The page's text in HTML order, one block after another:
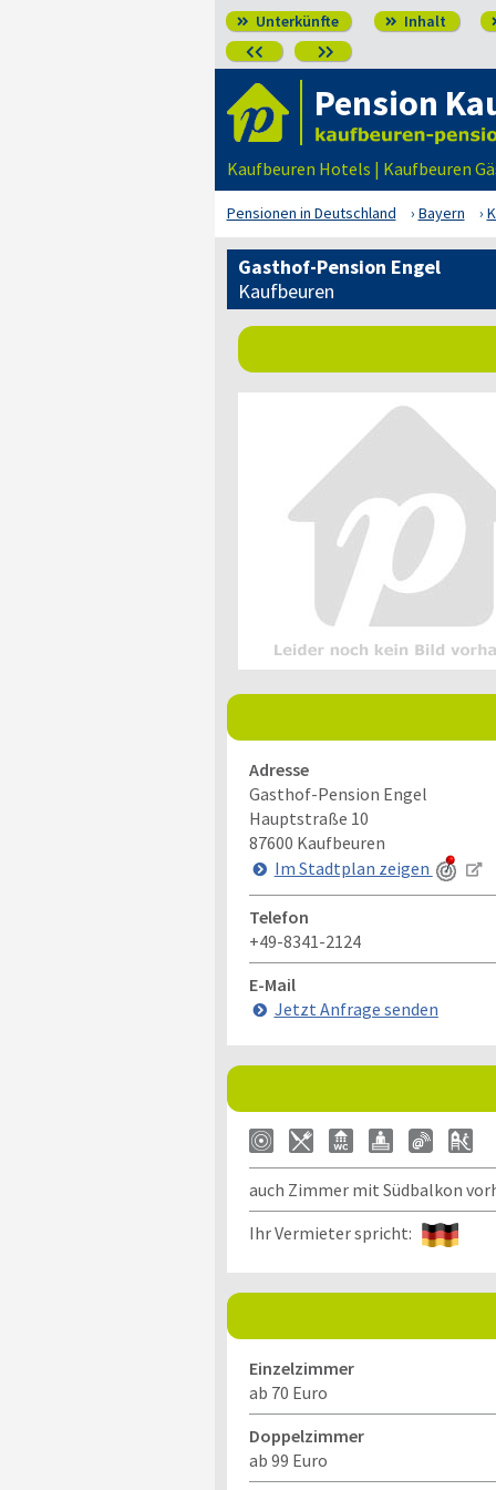
 Unterkünfte  Inhalt
 
Pension
Kaufbeuren Hotels | Kaufbeuren
Pensionen in Deutschland Bayern
Gasthof-Pension Engel
Kaufbeuren
Adresse
Gasthof-Pension Engel
Hauptstraße 10
87600 Kaufbeuren
Im Stadtplan zeigen
Telefon
+49-8341-2124
E-Mail
Jetzt Anfrage senden
auch Zimmer mit Südbalkon
Ihr Vermieter spricht:
Einzelzimmer
ab 70 Euro
Doppelzimmer
ab 99 Euro